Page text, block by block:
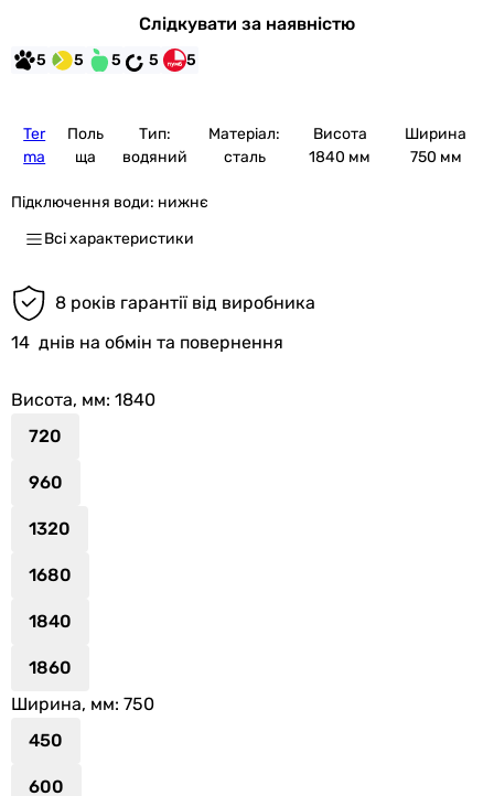
Слідкувати за наявністю
5 5 5 5 5
Ter
ma
Поль
ща
Тип:
водяний
Матеріал:
сталь
Висота
1840 мм
Ширина
750 мм
Підключення води: нижнє
Всі характеристики
8 років гарантії від виробника
14 днів на обмін та повернення
Висота, мм: 1840
720
960
1320
1680
1840
1860
Ширина, мм: 750
450
600